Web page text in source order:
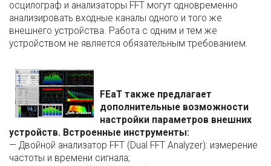
осцилограф и анализаторы FFT могут одновременно
анализировать входные каналы одного и того же
внешнего устройства. Работа с одним и тем же
устройством не является обязательным требованием.
FEaT также предлагает
дополнительные возможности
настройки параметров внешних
устройств. Встроенные инструменты:
— Двойной анализатор FFT (Dual FFT Analyzer): измерение
частоты и времени сигнала;